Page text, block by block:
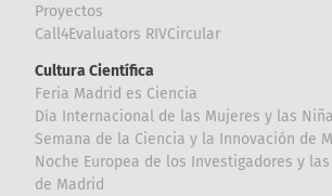
Proyectos
Call4Evaluators RIVCircular
Cultura Científica
Feria Madrid es Ciencia
Día Internacional de las Mujeres y las
Semana de la Ciencia y la Innovación de
Noche Europea de los Investigadores y
de Madrid